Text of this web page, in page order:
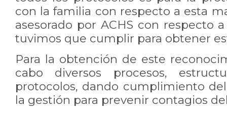
con la familia con respecto a esta
asesorado por ACHS con respecto
tuvimos que cumplir para obtener
Para la obtención de este
cabo diversos procesos,
protocolos, dando cumplimiento
la gestión para prevenir contagios